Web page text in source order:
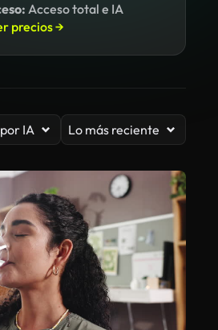
Acceso total e IA
precios →
IA Lo más reciente